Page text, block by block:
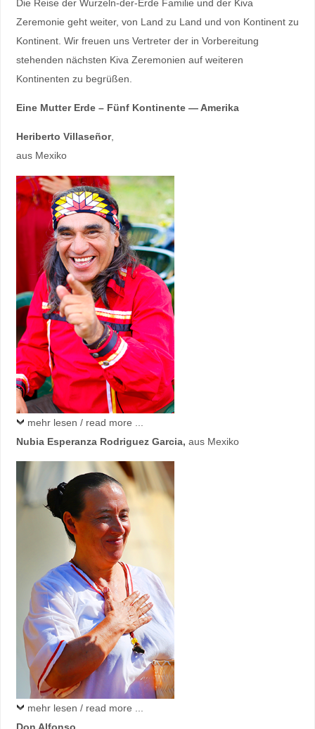
Die Reise der Wurzeln-der-Erde Familie und der Kiva
Zeremonie geht weiter, von Land zu Land und von Kontinent zu
Kontinent. Wir freuen uns Vertreter der in Vorbereitung
stehenden nächsten Kiva Zeremonien auf weiteren
Kontinenten zu begrüßen.
Eine Mutter Erde – Fünf Kontinente — Amerika
Heriberto Villaseñor,
aus Mexiko
mehr lesen / read more ...
Nubia Esperanza Rodriguez Garcia, aus Mexiko
mehr lesen / read more ...